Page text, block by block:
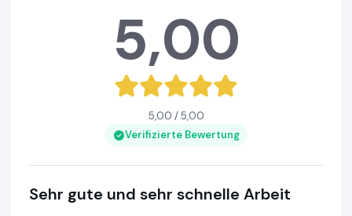
5,00
5,00 / 5,00
Verifizierte Bewertung
Sehr gute und sehr schnelle Arbeit